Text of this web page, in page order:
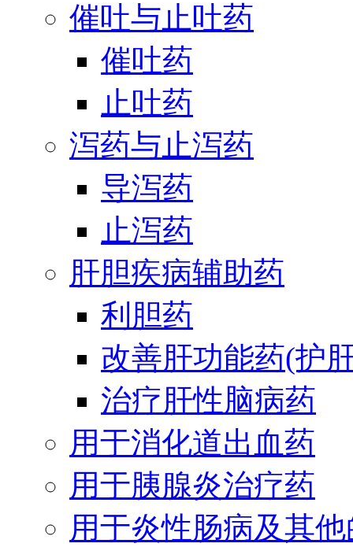
催吐与止吐药
催吐药
止吐药
泻药与止泻药
导泻药
止泻药
肝胆疾病辅助药
利胆药
改善肝功能药(护
治疗肝性脑病药
用于消化道出血药
用于胰腺炎治疗药
用于炎性肠病及其